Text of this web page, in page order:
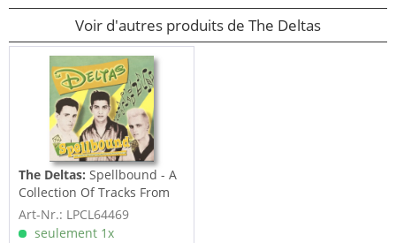
Voir d'autres produits de The Deltas
The Deltas: Spellbound - A
Collection Of Tracks From
The...
Art-Nr.: LPCL64469
seulement 1x